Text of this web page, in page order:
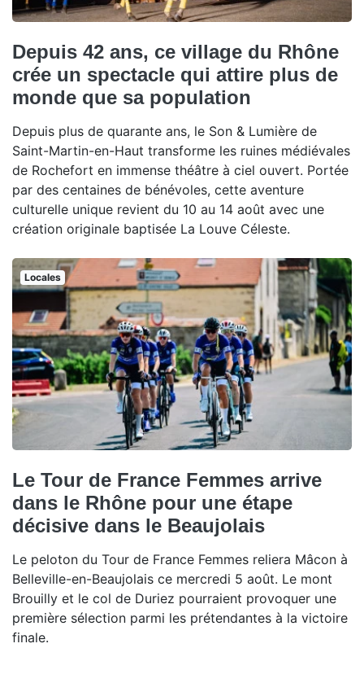
Depuis 42 ans, ce village du Rhône
crée un spectacle qui attire plus de
monde que sa population
Depuis plus de quarante ans, le Son & Lumière de
Saint-Martin-en-Haut transforme les ruines médiévales
de Rochefort en immense théâtre à ciel ouvert. Portée
par des centaines de bénévoles, cette aventure
culturelle unique revient du 10 au 14 août avec une
création originale baptisée La Louve Céleste.
Locales
Le Tour de France Femmes arrive
dans le Rhône pour une étape
décisive dans le Beaujolais
Le peloton du Tour de France Femmes reliera Mâcon à
Belleville-en-Beaujolais ce mercredi 5 août. Le mont
Brouilly et le col de Duriez pourraient provoquer une
première sélection parmi les prétendantes à la victoire
finale.